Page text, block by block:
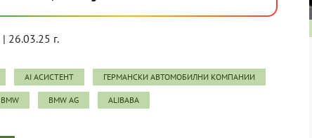
26.03.25 г.
AI АСИСТЕНТ ГЕРМАНСКИ АВТОМОБИЛНИ КОМПАНИИ
BMW BMW AG ALIBABA